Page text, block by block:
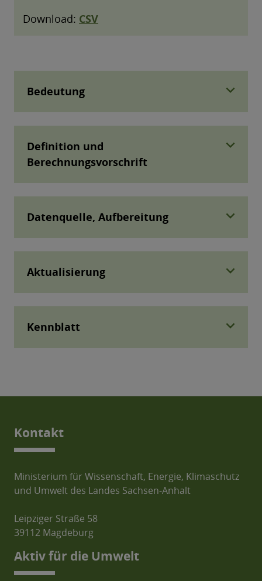
Bedeutung expand_more
Definition und
Berechnungsvorschrift
expand_more
Datenquelle, Aufbereitung expand_more
Aktualisierung expand_more
Kennblatt expand_more
Kontakt
Ministerium für Wissenschaft, Energie, Klimaschutz
und Umwelt des Landes Sachsen-Anhalt
Leipziger Straße 58
39112 Magdeburg
Aktiv für die Umwelt